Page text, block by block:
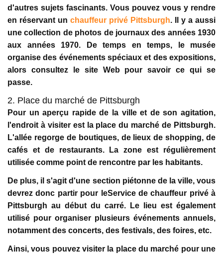
d'autres sujets fascinants. Vous pouvez vous y rendre
en réservant un chauffeur privé Pittsburgh. Il y a aussi
une collection de photos de journaux des années 1930
aux années 1970. De temps en temps, le musée
organise des événements spéciaux et des expositions,
alors consultez le site Web pour savoir ce qui se
passe.
2. Place du marché de Pittsburgh
Pour un aperçu rapide de la ville et de son agitation,
l'endroit à visiter est la place du marché de Pittsburgh.
L'allée regorge de boutiques, de lieux de shopping, de
cafés et de restaurants. La zone est régulièrement
utilisée comme point de rencontre par les habitants.
De plus, il s'agit d'une section piétonne de la ville, vous
devrez donc partir pour leService de chauffeur privé à
Pittsburgh au début du carré. Le lieu est également
utilisé pour organiser plusieurs événements annuels,
notamment des concerts, des festivals, des foires, etc.
Ainsi, vous pouvez visiter la place du marché pour une